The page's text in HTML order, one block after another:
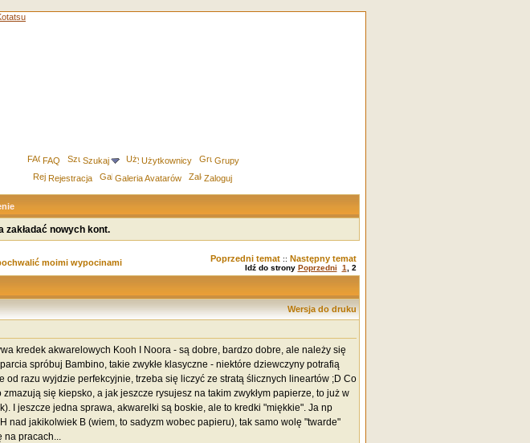
FAQ Szukaj Użytkownicy
Grupy
Rejestracja
Galeria Avatarów Zaloguj
zakładać nowych kont.
moimi wypocinami Poprzedni temat:: Następny temat
Idź do strony Poprzedni 1 2
Wersja do druku
kredek akwarelowych Kooh I Noora - są dobre, bardzo dobre, ale należy się
spróbuj Bambino, takie zwykłe klasyczne - niektóre dziewczyny potrafią
od razu wyjdzie perfekcyjnie, trzeba się liczyć ze stratą ślicznych lineartów ;D Co
się kiepsko, a jak jeszcze rysujesz na takim zwykłym papierze, to już w
I jeszcze jedna sprawa, akwarelki są boskie, ale to kredki "miękkie". Ja np
nad jakikolwiek B (wiem, to sadyzm wobec papieru), tak samo wolę "twarde"
na pracach...